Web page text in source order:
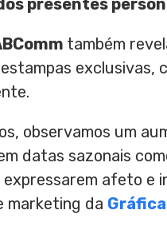
presentes
também
exclusivas,
observamos um
datas sazonais
expressarem afeto e
marketing da